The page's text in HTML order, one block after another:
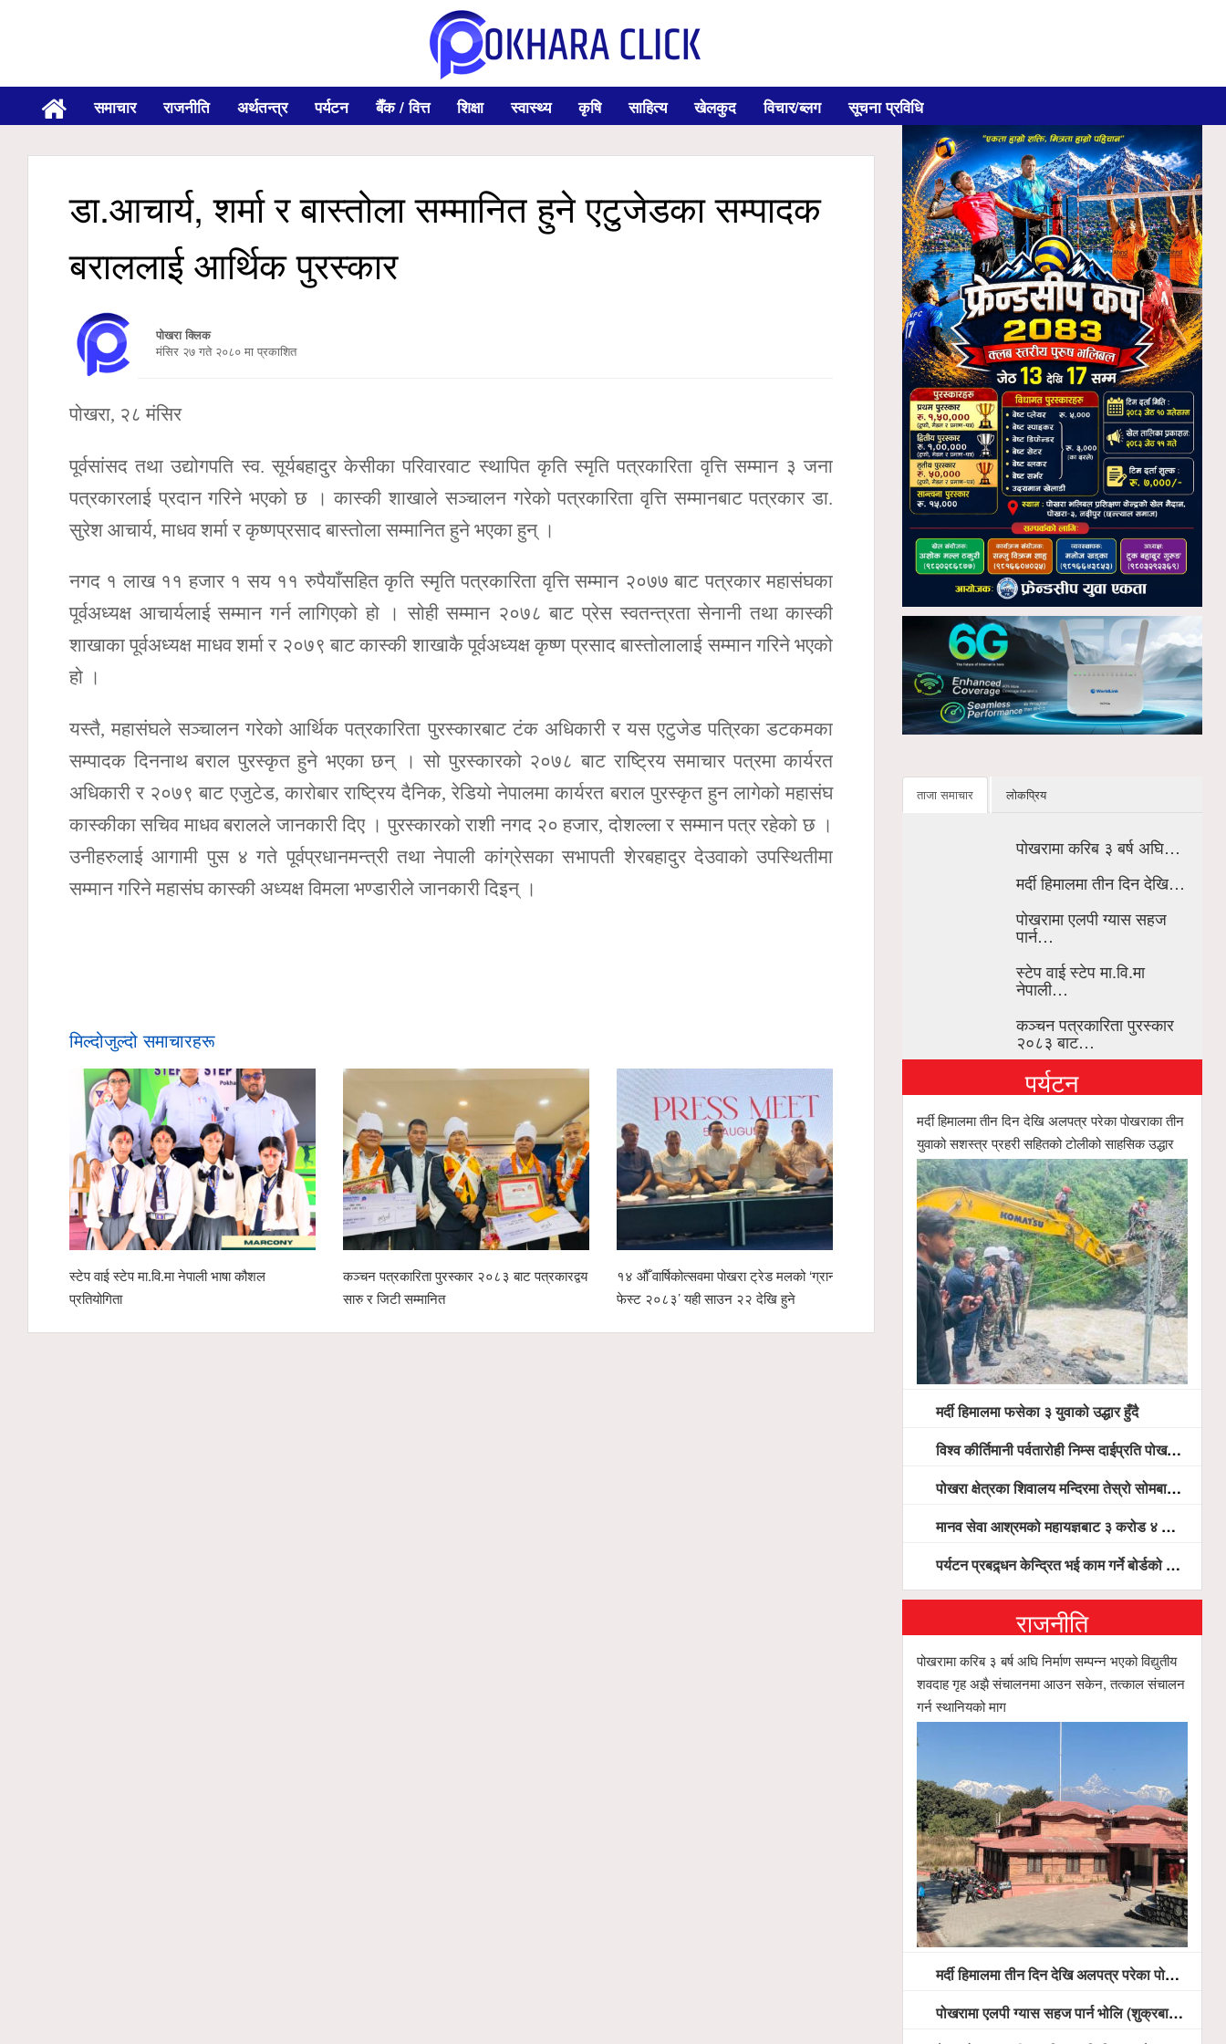
समाचार राजनीति अर्थतन्त्र पर्यटन बैँक / वित्त शिक्षा स्वास्थ्य कृषि साहित्य खेलकुद विचार/ब्लग सूचना प्रविधि
डा.आचार्य, शर्मा र बास्तोला सम्मानित हुने एटुजेडका सम्पादक
बराललाई आर्थिक पुरस्कार
पोखरा क्लिक
मंसिर २७ गते २०८० मा प्रकाशित
पोखरा, २८ मंसिर
पूर्वसांसद तथा उद्योगपति स्व. सूर्यबहादुर केसीका परिवारवाट स्थापित कृति स्मृति पत्रकारिता वृत्ति सम्मान ३ जना
पत्रकारलाई प्रदान गरिने भएको छ । कास्की शाखाले सञ्चालन गरेको पत्रकारिता वृत्ति सम्मानबाट पत्रकार डा.
सुरेश आचार्य, माधव शर्मा र कृष्णप्रसाद बास्तोला सम्मानित हुने भएका हुन् ।
नगद १ लाख ११ हजार १ सय ११ रुपैयाँसहित कृति स्मृति पत्रकारिता वृत्ति सम्मान २०७७ बाट पत्रकार महासंघका
पूर्वअध्यक्ष आचार्यलाई सम्मान गर्न लागिएको हो । सोही सम्मान २०७८ बाट प्रेस स्वतन्त्रता सेनानी तथा कास्की
शाखाका पूर्वअध्यक्ष माधव शर्मा र २०७९ बाट कास्की शाखाकै पूर्वअध्यक्ष कृष्ण प्रसाद बास्तोलालाई सम्मान गरिने भएको
हो ।
यस्तै, महासंघले सञ्चालन गरेको आर्थिक पत्रकारिता पुरस्कारबाट टंक अधिकारी र यस एटुजेड पत्रिका डटकमका
सम्पादक दिननाथ बराल पुरस्कृत हुने भएका छन् । सो पुरस्कारको २०७८ बाट राष्ट्रिय समाचार पत्रमा कार्यरत
अधिकारी र २०७९ बाट एजुटेड, कारोबार राष्ट्रिय दैनिक, रेडियो नेपालमा कार्यरत बराल पुरस्कृत हुन लागेको महासंघ
कास्कीका सचिव माधव बरालले जानकारी दिए । पुरस्कारको राशी नगद २० हजार, दोशल्ला र सम्मान पत्र रहेको छ ।
उनीहरुलाई आगामी पुस ४ गते पूर्वप्रधानमन्त्री तथा नेपाली कांग्रेसका सभापती शेरबहादुर देउवाको उपस्थितीमा
सम्मान गरिने महासंघ कास्की अध्यक्ष विमला भण्डारीले जानकारी दिइन् ।
मिल्दोजुल्दो समाचारहरू
स्टेप वाई स्टेप मा.वि.मा नेपाली भाषा कौशल
प्रतियोगिता
कञ्चन पत्रकारिता पुरस्कार २०८३ बाट पत्रकारद्वय
सारु र जिटी सम्मानित
१४ औँ वार्षिकोत्सवमा पोखरा ट्रेड मलको ‘ग्रान्ड
फेस्ट २०८३’ यही साउन २२ देखि हुने
मर्दी हिमालमा फसेका ३ युवाको उद्धार हुँदै
गण्डकी
सिफारिस
ताजा समाचार लोकप्रिय
पोखरामा करिब ३ बर्ष अघि…
मर्दी हिमालमा तीन दिन देखि…
पोखरामा एलपी ग्यास सहज
पार्न…
स्टेप वाई स्टेप मा.वि.मा
नेपाली…
कञ्चन पत्रकारिता पुरस्कार
२०८३ बाट…
पर्यटन
मर्दी हिमालमा तीन दिन देखि अलपत्र परेका पोखराका तीन
युवाको सशस्त्र प्रहरी सहितको टोलीको साहसिक उद्धार
मर्दी हिमालमा फसेका ३ युवाको उद्धार हुँदै
विश्व कीर्तिमानी पर्वतारोही निम्स दाईप्रति पोखरामा श्रद्धाञ्जली, दीप प्रज्वलन गर्दै योगदानको प्रशंसा (भिडियो सहित)
पोखरा क्षेत्रका शिवालय मन्दिरमा तेस्रो सोमबार भक्तजनको बिहानैदेखि घुइँचो
मानव सेवा आश्रमको महायज्ञबाट ३ करोड ४ लाख ५९ हजार बचत, १ करोड ४४ लाख उठ्न बाँकी, विना संचार माध्यम तर प्रचार प्रसारमै भयो १९ लाख खर्च !
पर्यटन प्रबद्र्धन केन्द्रित भई काम गर्ने बोर्डको योजना छः सदस्य पोखरेल, चलिय पोखरालाई थप प्रभावकारी बनाउन होटल संघको माग
राजनीति
पोखरामा करिब ३ बर्ष अघि निर्माण सम्पन्न भएको विद्युतीय
शवदाह गृह अझै संचालनमा आउन सकेन, तत्काल संचालन
गर्न स्थानियको माग
मर्दी हिमालमा तीन दिन देखि अलपत्र परेका पोखराका तीन युवाको सशस्त्र प्रहरी सहितको टोलीको साहसिक उद्धार
पोखरामा एलपी ग्यास सहज पार्न भोलि (शुक्रबार) देखि खुद्रा पसलबाटै बिक्रि वितरण हुने, स्टोर नगर्न आग्रह